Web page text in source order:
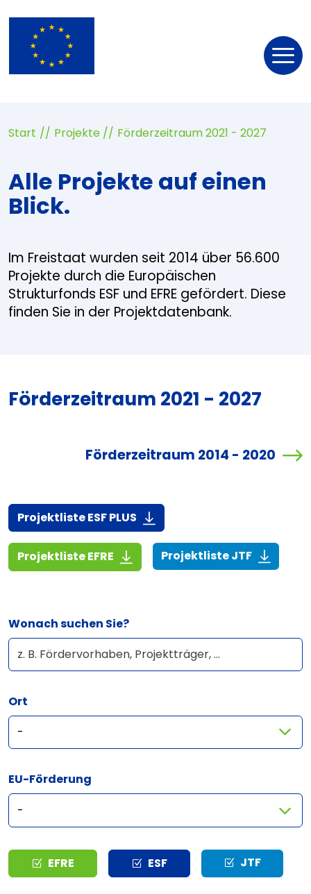
Start Projekte Förderzeitraum 2021 - 2027
Alle Projekte auf einen
Blick.
Im Freistaat wurden seit 2014 über 56.600
Projekte durch die Europäischen
Strukturfonds ESF und EFRE gefördert. Diese
finden Sie in der Projektdatenbank.
Förderzeitraum 2021 - 2027
Förderzeitraum 2014 - 2020
Projektliste ESF PLUS (916,7 KiB)
Projektliste EFRE (1,4 MiB)Projektliste JTF(268,6
Wonach suchen Sie?
Ort
EU-Förderung
Typ EFRE ESF JTF